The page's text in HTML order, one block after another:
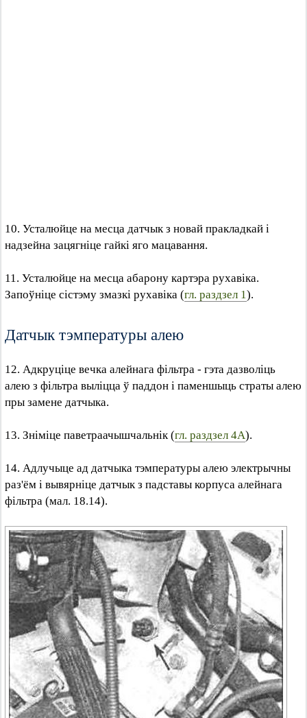
10. Усталюйце на месца датчык з новай пракладкай і
надзейна зацягніце гайкі яго мацавання.
11. Усталюйце на месца абарону картэра рухавіка.
Запоўніце сістэму змазкі рухавіка (гл. раздзел 1).
Датчык тэмпературы алею
12. Адкруціце вечка алейнага фільтра - гэта дазволіць
алею з фільтра выліцца ў паддон і паменшыць страты алею
пры замене датчыка.
13. Зніміце паветраачышчальнік (гл. раздзел 4А).
14. Адлучыце ад датчыка тэмпературы алею электрычны
раз'ём і вывярніце датчык з падставы корпуса алейнага
фільтра (мал. 18.14).